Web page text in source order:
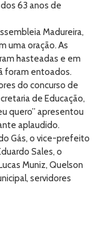
63 anos de
Madureira,
uma oração. As
hasteadas e em
foram entoados.
do concurso de
de Educação,
quero” apresentou
aplaudido.
Gás, o vice-prefeito
Sales, o
Muniz, Quelson
servidores